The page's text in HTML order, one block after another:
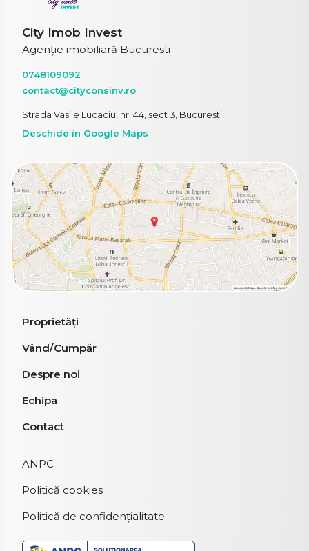
City Imob Invest
Agenție imobiliară Bucuresti
0748109092
contact@cityconsinv.ro
Strada Vasile Lucaciu, nr. 44, sect 3, Bucuresti
Deschide în Google Maps
Proprietăți
Vând/Cumpăr
Despre noi
Echipa
Contact
ANPC
Politică cookies
Politică de confidențialitate